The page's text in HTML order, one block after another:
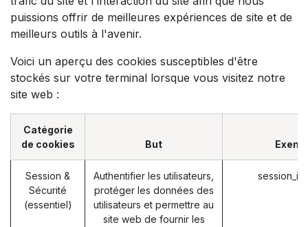
puissions offrir de meilleures expériences de site et de
meilleurs outils à l'avenir.
Voici un aperçu des cookies susceptibles d'être
stockés sur votre terminal lorsque vous visitez notre
site web :
Catégorie
de cookies
But
Session &
Sécurité
(essentiel)
Authentifier les utilisateurs,
protéger les données des
utilisateurs et permettre au
site web de fournir les